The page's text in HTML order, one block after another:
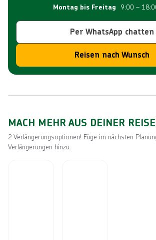
Montag bis Freitag 9:00 –
Per WhatsApp chatten
Reisen nach Wunsch
Reiseroute
MACH MEHR AUS DEINER REISE
2 Verlängerungsoptionen! Füge im nächsten
Verlängerungen hinzu: